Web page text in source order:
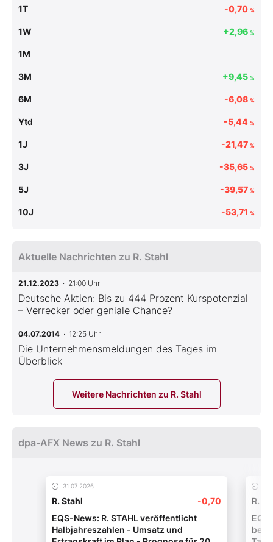
1T -0,70 %
1W +2,96 %
1M
3M +9,45 %
6M -6,08 %
Ytd -5,44 %
1J -21,47 %
3J -35,65 %
5J -39,57 %
10J -53,71 %
Aktuelle Nachrichten zu R. Stahl
21.12.2023 · 21:00 Uhr
Deutsche Aktien: Bis zu 444 Prozent Kurspotenzial
– Verrecker oder geniale Chance?
04.07.2014 · 12:25 Uhr
Die Unternehmensmeldungen des Tages im
Überblick
Weitere Nachrichten zu R. Stahl
dpa-AFX News zu R. Stahl
31.07.2026
R. Stahl
-0,70
EQS-News: R. STAHL veröffentlicht
Halbjahreszahlen - Umsatz und
R.